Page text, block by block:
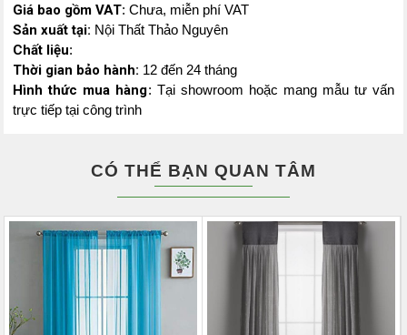
Giá bao gồm VAT: Chưa, miễn phí VAT
Sản xuất tại: Nội Thất Thảo Nguyên
Chất liệu:
Thời gian bảo hành: 12 đến 24 tháng
Hình thức mua hàng: Tại showroom hoặc mang mẫu tư vấn
trực tiếp tại công trình
CÓ THỂ BẠN QUAN TÂM